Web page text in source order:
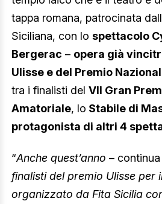
tappa romana, patrocinata
Siciliana, con lo spettacolo
Bergerac – opera già
Ulisse e del Premio
tra i finalisti del VII Gran
Amatoriale, lo Stabile di
protagonista di altri 4
“Anche quest’anno –
finalisti del premio Ulisse per
organizzato da Fita Sicilia